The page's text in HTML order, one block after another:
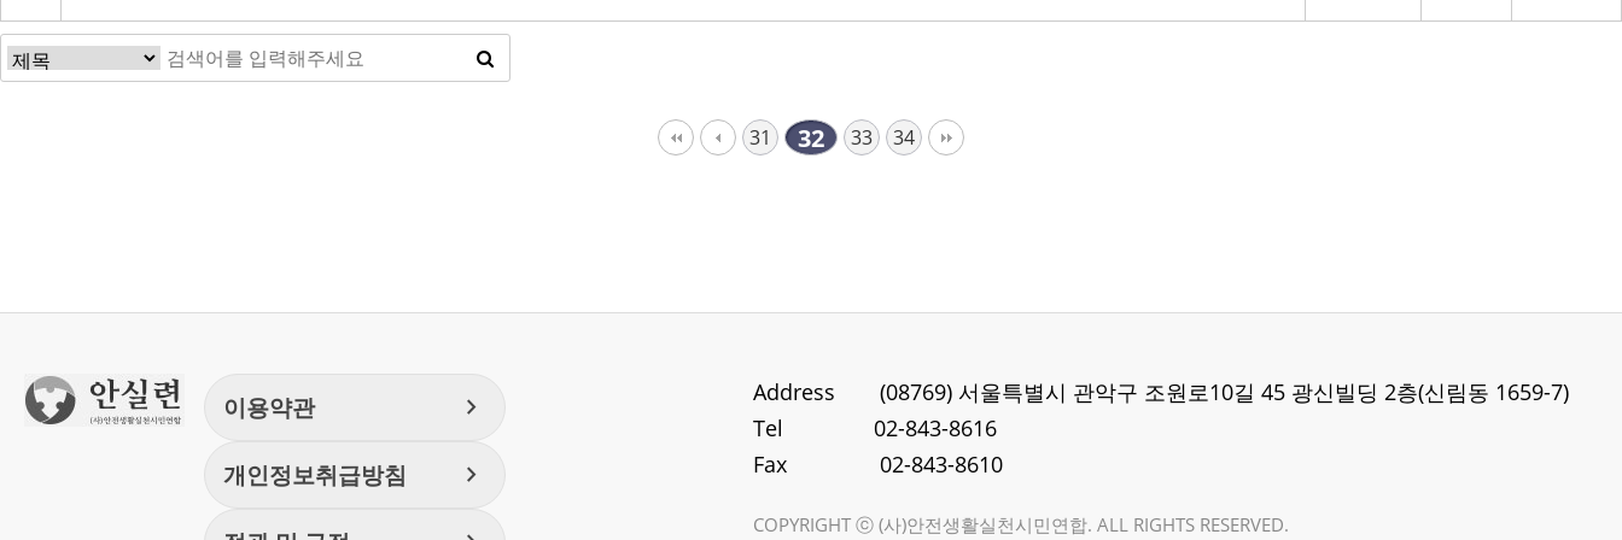
31 32 33 34
이용약관 chevron_right
개인정보취급방침 chevron_right
Address
(08769) 서울특별시 관악구 조원로10길 45 광신빌딩 2층(신림동 1659-7)
Tel
02-843-8616
Fax
02-843-8610
COPYRIGHT ⓒ (사)안전생활실천시민연합. ALL RIGHTS RESERVED.